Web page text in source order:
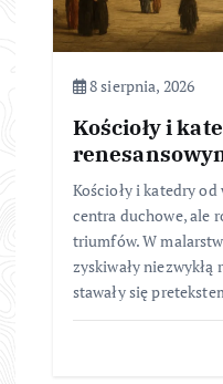
8 sierpnia, 2026
Kościoły i
Kościoły i katedry
centra duchowe, ale
triumfów. W
zyskiwały niezwykłą
stawały się